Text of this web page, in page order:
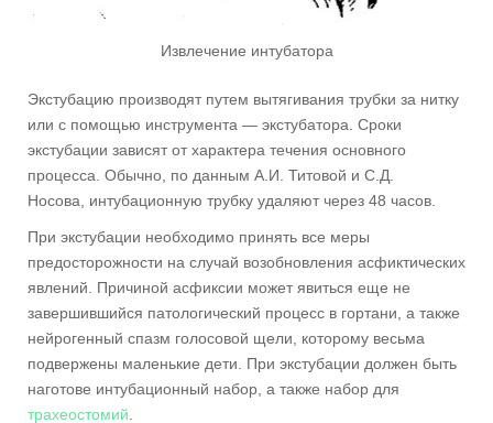
Извлечение интубатора
Экстубацию производят путем вытягивания трубки за нитку
или с помощью инструмента — экстубатора. Сроки
экстубации зависят от характера течения основного
процесса. Обычно, по данным А.И. Титовой и С.Д.
Носова, интубационную трубку удаляют через 48 часов.
При экстубации необходимо принять все меры
предосторожности на случай возобновления асфиктических
явлений. Причиной асфиксии может явиться еще не
завершившийся патологический процесс в гортани, а также
нейрогенный спазм голосовой щели, которому весьма
подвержены маленькие дети. При экстубации должен быть
наготове интубационный набор, а также набор для
трахеостомий.